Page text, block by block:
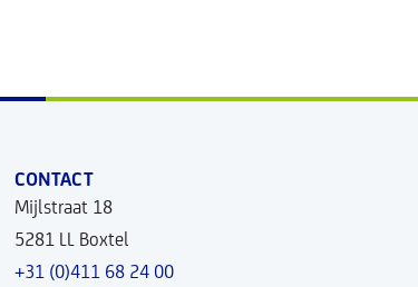
CONTACT
Mijlstraat 18
5281 LL Boxtel
+31 (0)411 68 24 00